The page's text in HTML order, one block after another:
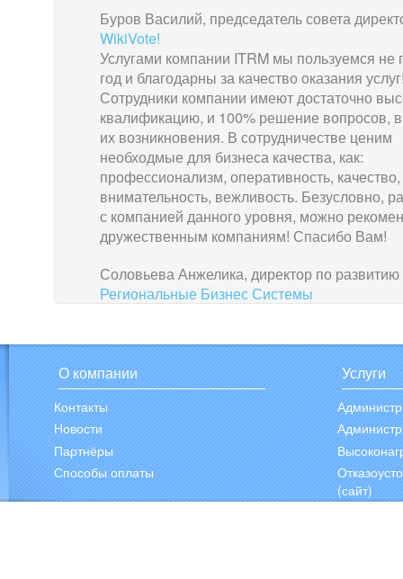
Буров Василий, председатель совета
WikiVote!
Услугами компании ITRM мы пользуемся не
год и благодарны за качество оказания
Сотрудники компании имеют достаточно
квалификацию, и 100% решение вопросов,
их возникновения. В сотрудничестве ценим
необходмые для бизнеса качества, как:
профессионализм, оперативность, качество,
внимательность, вежливость. Безусловно,
с компанией данного уровня, можно
дружественным компаниям! Спасибо Вам!
Соловьева Анжелика, директор по развитию
Региональные Бизнес Системы
О компании
Контакты
Новости
Партнёры
Способы оплаты
Услуги
(сайт)